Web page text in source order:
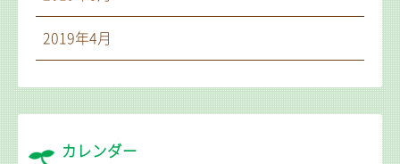
2019年4月
カレンダー